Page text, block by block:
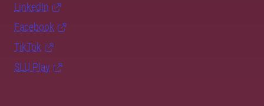
LinkedIn
Facebook
TikTok
SLU Play